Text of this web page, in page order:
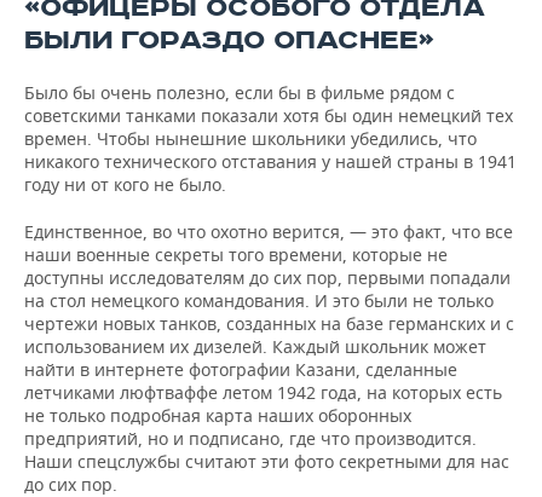
«ОФИЦЕРЫ ОСОБОГО ОТДЕЛА
БЫЛИ ГОРАЗДО ОПАСНЕЕ»
Было бы очень полезно, если бы в фильме рядом с
советскими танками показали хотя бы один немецкий тех
времен. Чтобы нынешние школьники убедились, что
никакого технического отставания у нашей страны в 1941
году ни от кого не было.
Единственное, во что охотно верится, — это факт, что все
наши военные секреты того времени, которые не
доступны исследователям до сих пор, первыми попадали
на стол немецкого командования. И это были не только
чертежи новых танков, созданных на базе германских и с
использованием их дизелей. Каждый школьник может
найти в интернете фотографии Казани, сделанные
летчиками люфтваффе летом 1942 года, на которых есть
не только подробная карта наших оборонных
предприятий, но и подписано, где что производится.
Наши спецслужбы считают эти фото секретными для нас
до сих пор.